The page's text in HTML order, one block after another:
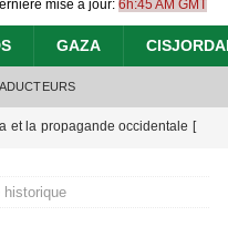
mise à jour: 6h:45 AM GMT
GAZA
et la propagande occidentale [
chiffres[ 5 août 2026 ]
historique